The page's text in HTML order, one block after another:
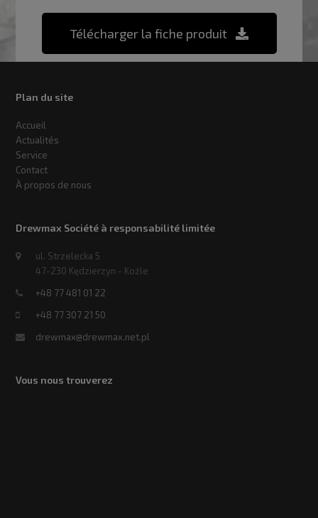
Télécharger la fiche produit
Plan du site
Accueil
Actualités
Service
Contact
À propos de nous
Drewmax Société à responsabilité limitée
ul. Strzelecka 5
47-230 Kędzierzyn - Koźle
+48 77 481 01 22
+48 77 307 21 50
drewmax@drewmax.net.pl
Vous nous trouverez